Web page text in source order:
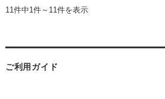
11件中1件～11件を表示
ご利用ガイド